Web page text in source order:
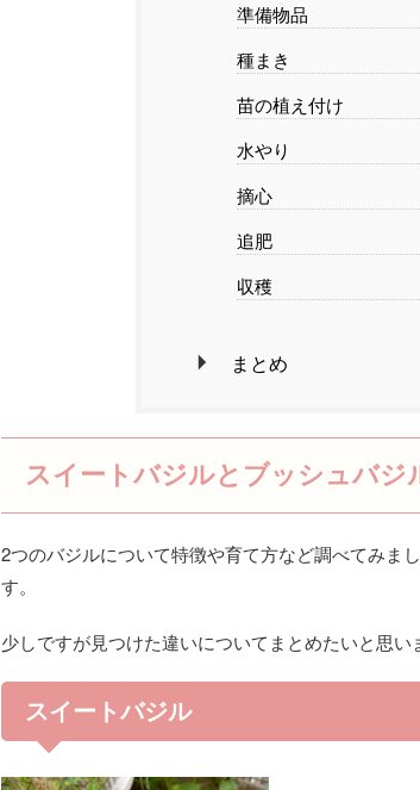
準備物品
種まき
苗の植え付け
水やり
摘心
追肥
収穫
まとめ
スイートバジルとブッシュバジ
2つのバジルについて特徴や育て方など調べてみま
す。
少しですが見つけた違いについてまとめたいと思い
スイートバジル